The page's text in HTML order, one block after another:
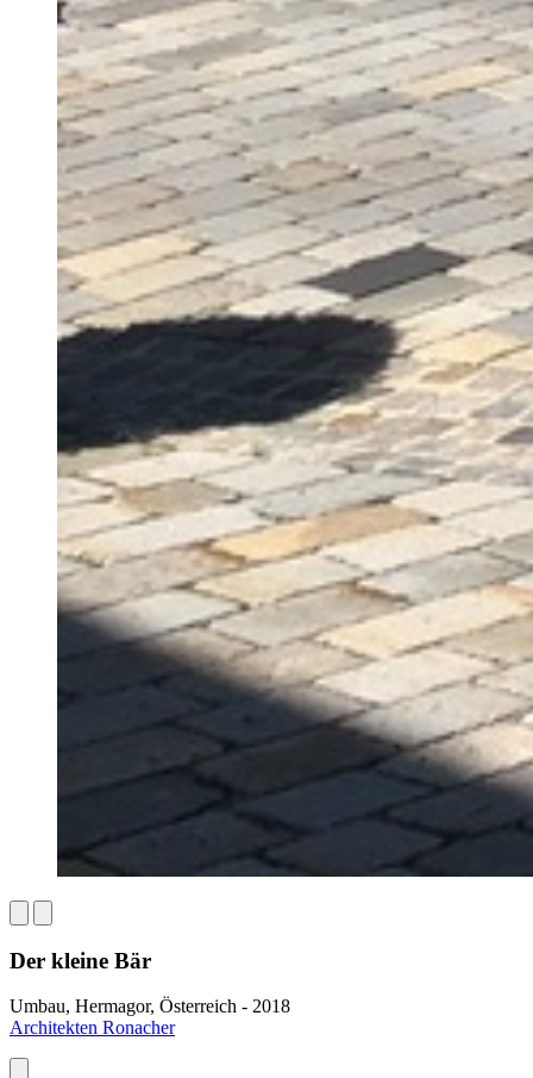
Der kleine Bär
Umbau, Hermagor, Österreich - 2018
Architekten Ronacher